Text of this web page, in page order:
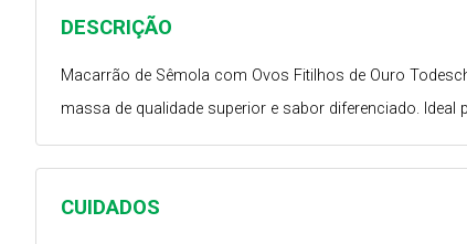
CUIDADOS
DESCRIÇÃO
Macarrão de Sêmola com Ovos Fitilhos de Ouro
massa de qualidade superior e sabor diferenciado.